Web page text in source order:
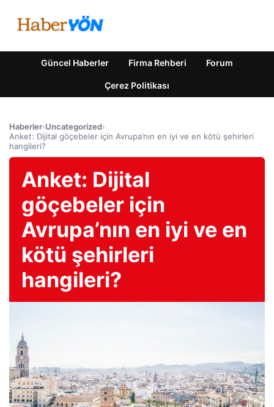
Güncel Haberler Firma Rehberi Forum
Çerez Politikası
Haberler›Uncategorized›
Anket: Dijital göçebeler için Avrupa’nın en iyi ve en kötü şehirleri
hangileri?
Anket: Dijital
göçebeler için
Avrupa’nın en iyi ve en
kötü şehirleri
hangileri?